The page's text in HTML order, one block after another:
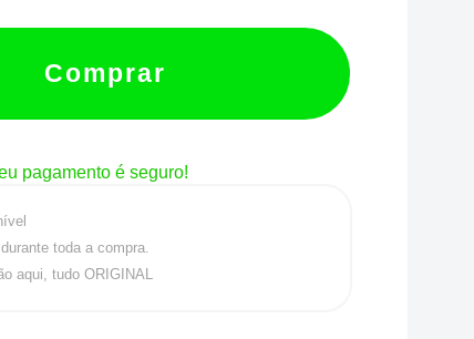
Comprar
pagamento é seguro!
toda a compra.
aqui, tudo ORIGINAL